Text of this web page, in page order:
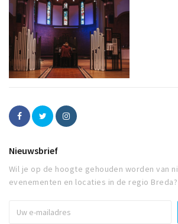
Nieuwsbrief
Wil je op de hoogte gehouden worden van
evenementen en locaties in de regio Breda?